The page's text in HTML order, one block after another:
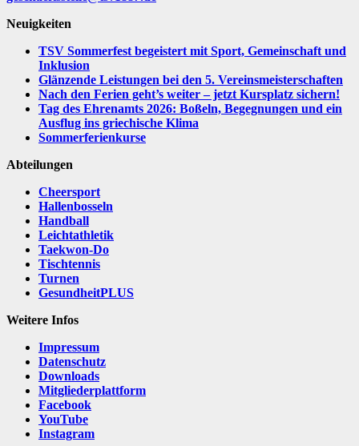
Neuigkeiten
TSV Sommerfest begeistert mit Sport, Gemeinschaft und
Inklusion
Glänzende Leistungen bei den 5. Vereinsmeisterschaften
Nach den Ferien geht’s weiter – jetzt Kursplatz sichern!
Tag des Ehrenamts 2026: Boßeln, Begegnungen und ein
Ausflug ins griechische Klima
Sommerferienkurse
Abteilungen
Cheersport
Hallenbosseln
Handball
Leichtathletik
Taekwon-Do
Tischtennis
Turnen
GesundheitPLUS
Weitere Infos
Impressum
Datenschutz
Downloads
Mitgliederplattform
Facebook
YouTube
Instagram